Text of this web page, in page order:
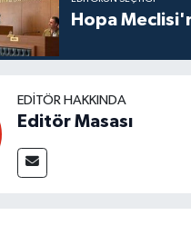
Hopa
EDITÖR HAKKINDA
Editör Masası